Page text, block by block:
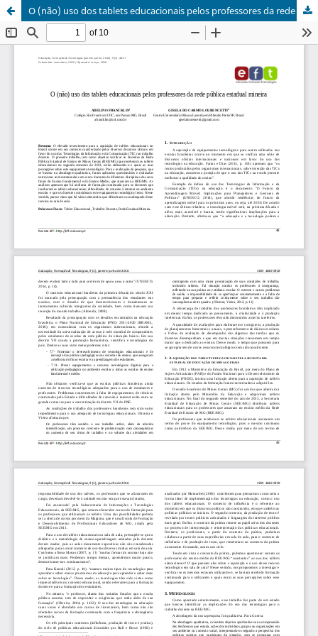
O (não) uso dos tablets educacionais pelos professores da rede pública estadual mineira